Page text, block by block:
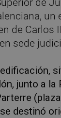
un
de Carlos
sede
junto a la
destinó